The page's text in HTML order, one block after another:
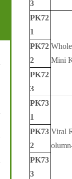
3
PK72
1
Mini
PK72
2
PK72
3
PK73
1
Viral
PK73
2
PK73
3